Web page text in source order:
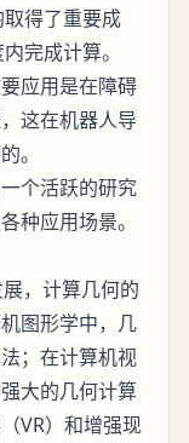
得了重要成
完成计算。
应用是在障碍
这在机器人导
。
个活跃的研究
种应用场景。
，计算几何的
图形学中，几
；在计算机视
大的几何计算
VR）和增强现